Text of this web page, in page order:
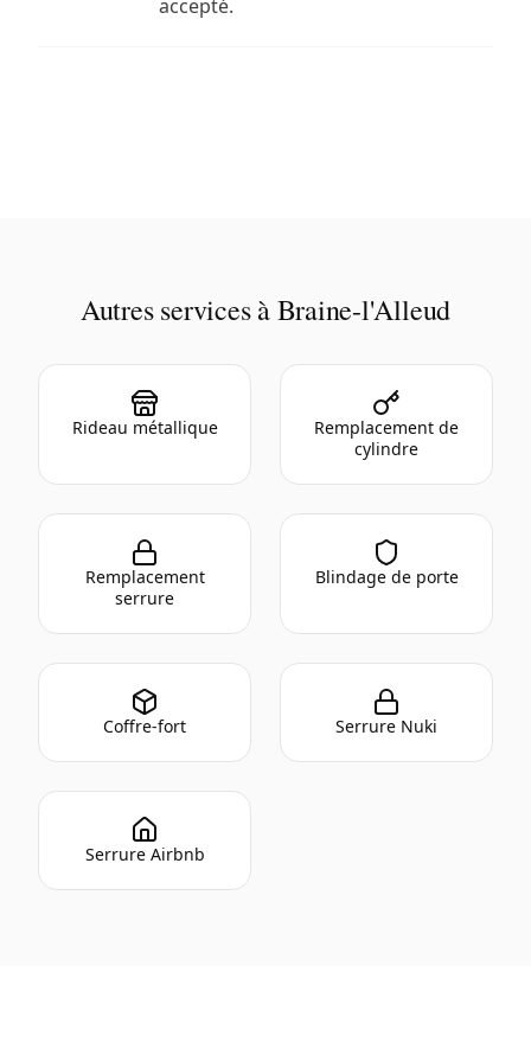
accepté.
Autres services à Braine-l'Alleud
Rideau métallique
Remplacement de
cylindre
Remplacement
serrure
Blindage de porte
Coffre-fort Serrure Nuki
Serrure Airbnb